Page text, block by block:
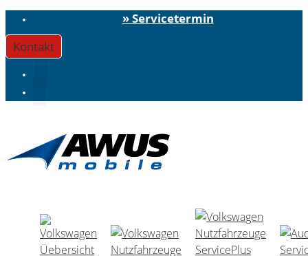
» Servicetermin
Kontakt